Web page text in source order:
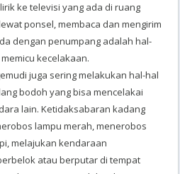
ke televisi yang ada di ruang
ponsel, membaca dan mengirim
dengan penumpang adalah hal-
kecelakaan.
juga sering melakukan hal-hal
bodoh yang bisa mencelakai
lain. Ketidaksabaran kadang
lampu merah, menerobos
melajukan kendaraan
atau berputar di tempat